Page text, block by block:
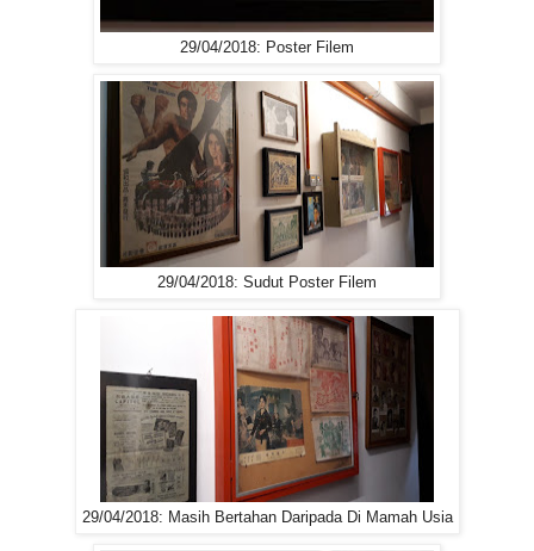
29/04/2018: Poster Filem
29/04/2018: Sudut Poster Filem
29/04/2018: Masih Bertahan Daripada Di Mamah Usia